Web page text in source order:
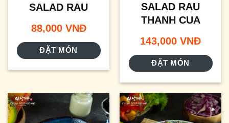
SALAD RAU
88,000 VNĐ
ĐẶT MÓN
SALAD RAU
THANH CUA
143,000 VNĐ
ĐẶT MÓN